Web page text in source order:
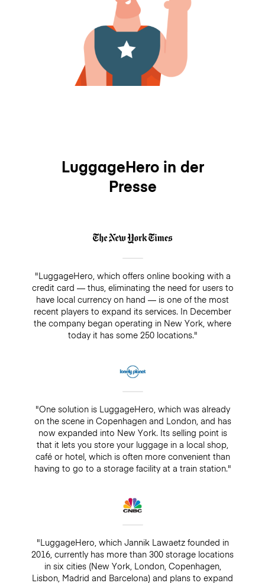
LuggageHero in der
Presse
"LuggageHero, which offers online booking with a
credit card — thus, eliminating the need for users to
have local currency on hand — is one of the most
recent players to expand its services. In December
the company began operating in New York, where
today it has some 250 locations."
"One solution is LuggageHero, which was already
on the scene in Copenhagen and London, and has
now expanded into New York. Its selling point is
that it lets you store your luggage in a local shop,
café or hotel, which is often more convenient than
having to go to a storage facility at a train station."
"LuggageHero, which Jannik Lawaetz founded in
2016, currently has more than 300 storage locations
in six cities (New York, London, Copenhagen,
Lisbon, Madrid and Barcelona) and plans to expand